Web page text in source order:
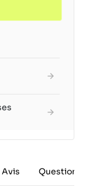
Avis Questions